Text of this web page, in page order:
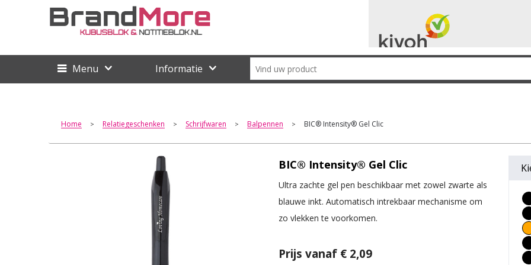
Menu Informatie
Home > Relatiegeschenken > Schrijfwaren > Balpennen > BIC® Intensity® Gel Clic
BIC® Intensity® Gel Clic
Ultra zachte gel pen beschikbaar met zowel zwarte als
blauwe inkt. Automatisch intrekbaar mechanisme om
zo vlekken te voorkomen.
Prijs vanaf € 2,09